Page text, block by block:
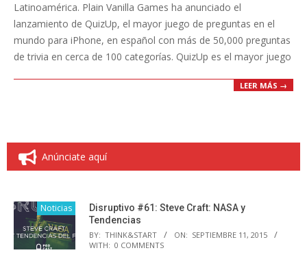
Latinoamérica. Plain Vanilla Games ha anunciado el
lanzamiento de QuizUp, el mayor juego de preguntas en el
mundo para iPhone, en español con más de 50,000 preguntas
de trivia en cerca de 100 categorías. QuizUp es el mayor juego
LEER MÁS →
Anúnciate aquí
Noticias
Disruptivo #61: Steve Craft: NASA y
Tendencias
BY: THINK&START ON: SEPTIEMBRE 11, 2015
WITH: 0 COMMENTS